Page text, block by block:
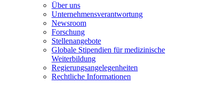
Über uns
Unternehmensverantwortung
Newsroom
Forschung
Stellenangebote
Globale Stipendien für medizinische
Weiterbildung
Regierungsangelegenheiten
Rechtliche Informationen